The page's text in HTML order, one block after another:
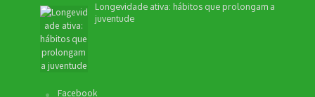
Longevidade ativa: hábitos que prolongam a
juventude
Facebook